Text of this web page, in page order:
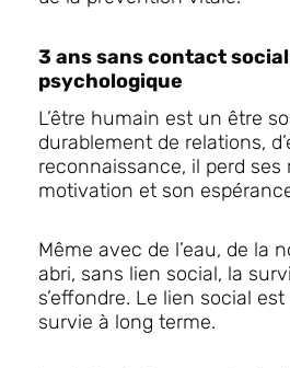
3 ans sans contact
psychologique
L’être humain est un être
durablement de relations,
reconnaissance, il perd ses
motivation et son
Même avec de l’eau, de la
abri, sans lien social, la
s’effondre. Le lien social
survie à long terme.